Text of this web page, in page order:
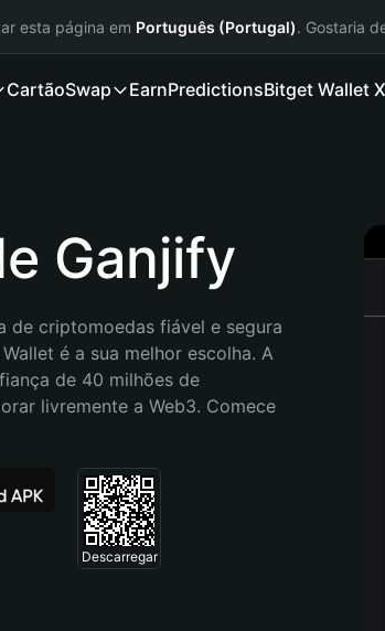
esta página em Português (Portugal). Gostaria
CartãoSwap EarnPredictionsBitget Wallet X
Ganjify
de criptomoedas fiável e segura
é a sua melhor escolha. A
de 40 milhões de
livremente a Web3. Comece
Descarregar